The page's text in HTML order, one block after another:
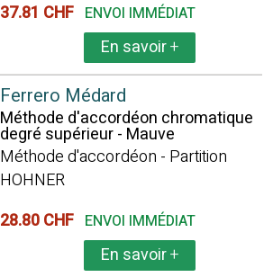
37.81 CHF ENVOI IMMÉDIAT
En savoir+
Ferrero Médard
Méthode d'accordéon chromatique
degré supérieur - Mauve
Méthode d'accordéon - Partition
HOHNER
28.80 CHF ENVOI IMMÉDIAT
En savoir+